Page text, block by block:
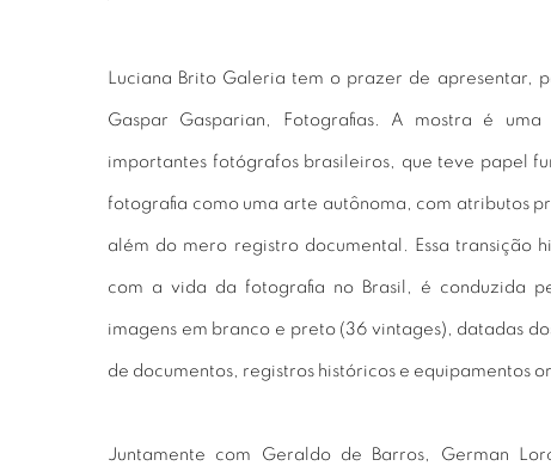
Luciana Brito Galeria tem o prazer de apresentar,
Gaspar Gasparian, Fotografias. A mostra é
importantes fotógrafos brasileiros, que teve papel
fotografia como uma arte autônoma, com atributos
além do mero registro documental. Essa transição
com a vida da fotografia no Brasil, é conduzida
imagens em branco e preto (36 vintages), datadas
de documentos, registros históricos e equipamentos
Juntamente com Geraldo de Barros, German